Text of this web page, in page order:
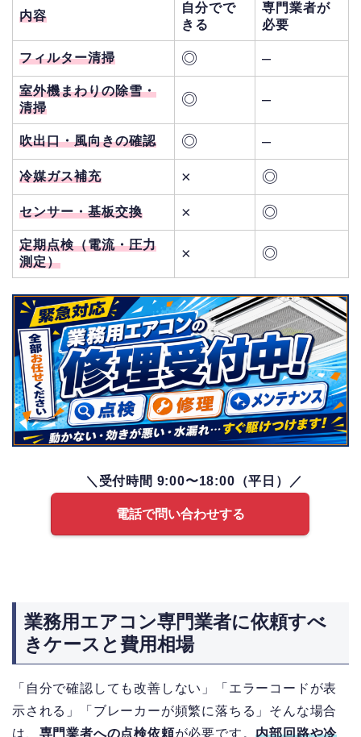
内容
自分でで
きる
専門業者が
必要
フィルター清掃 ◎ –
室外機まわりの除雪・
清掃
◎ –
吹出口・風向きの確認 ◎ –
冷媒ガス補充 × ◎
センサー・基板交換 × ◎
定期点検（電流・圧力
測定）
× ◎
＼受付時間 9:00〜18:00（平日）／
電話で問い合わせする
業務用エアコン専門業者に依頼すべ
きケースと費用相場
「自分で確認しても改善しない」「エラーコードが表
示される」「ブレーカーが頻繁に落ちる」そんな場合
は、 専門業者への点検依頼が必要です。内部回路や冷